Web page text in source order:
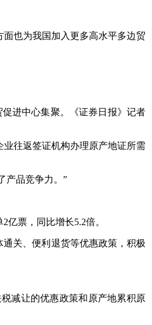
也为我国加入更多高水平多边贸
进中心集聚。《证券日报》记者
往返签证机构办理原产地证所需
产品竞争力。”
亿票，同比增长5.2倍。
关、便利退货等优惠政策，积极
减让的优惠政策和原产地累积原